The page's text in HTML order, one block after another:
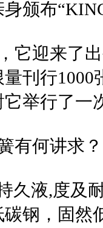
颁布
它迎来了
刊行
举行了一
有何讲求？
久液,度及
钢，固然